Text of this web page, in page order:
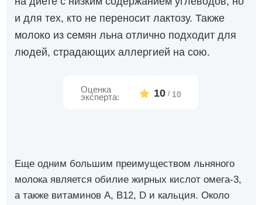
и для тех, кто не переносит лактозу. Также
молоко из семян льна отлично подходит для
людей, страдающих аллергией на сою.
Оценка
эксперта: 10 / 10
Еще одним большим преимуществом льняного
молока является обилие жирных кислот омега-3,
а также витаминов А, В12, D и кальция. Около